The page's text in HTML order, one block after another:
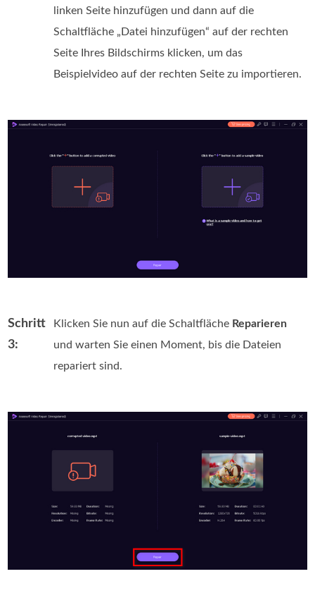
linken Seite hinzufügen und dann auf die
Schaltfläche „Datei hinzufügen“ auf der rechten
Seite Ihres Bildschirms klicken, um das
Beispielvideo auf der rechten Seite zu importieren.
Schritt
3:
Klicken Sie nun auf die Schaltfläche Reparieren
und warten Sie einen Moment, bis die Dateien
repariert sind.